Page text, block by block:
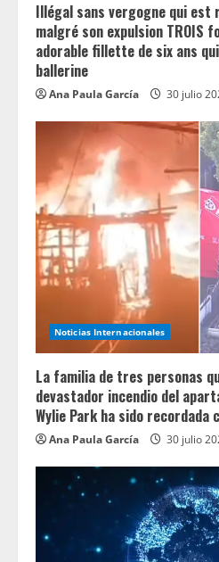
Illégal sans vergogne qui est
malgré son expulsion TROIS
adorable fillette de six ans
ballerine
Ana Paula García 30 julio
Noticias Internacionales
La familia de tres personas
devastador incendio del
Wylie Park ha sido recordada
Ana Paula García 30 julio